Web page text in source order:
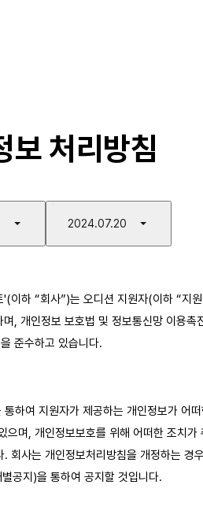
보 처리방침
이하 “회사”)는 오디션 지원자(이하 “지원
, 개인정보 보호법 및 정보통신망 이용촉
준수하고 있습니다.
하여 지원자가 제공하는 개인정보가 어
으며, 개인정보보호를 위해 어떠한 조치가
회사는 개인정보처리방침을 개정하는 경
공지)을 통하여 공지할 것입니다.
2024.07.20